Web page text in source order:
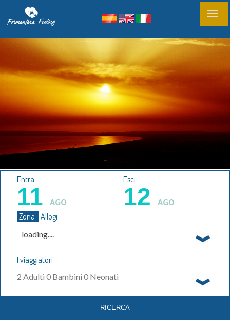
Entra
11 AGO
Esci
12 AGO
Zona Allogi
loading....
I viaggiatori
2 Adulti 0 Bambini 0 Neonati